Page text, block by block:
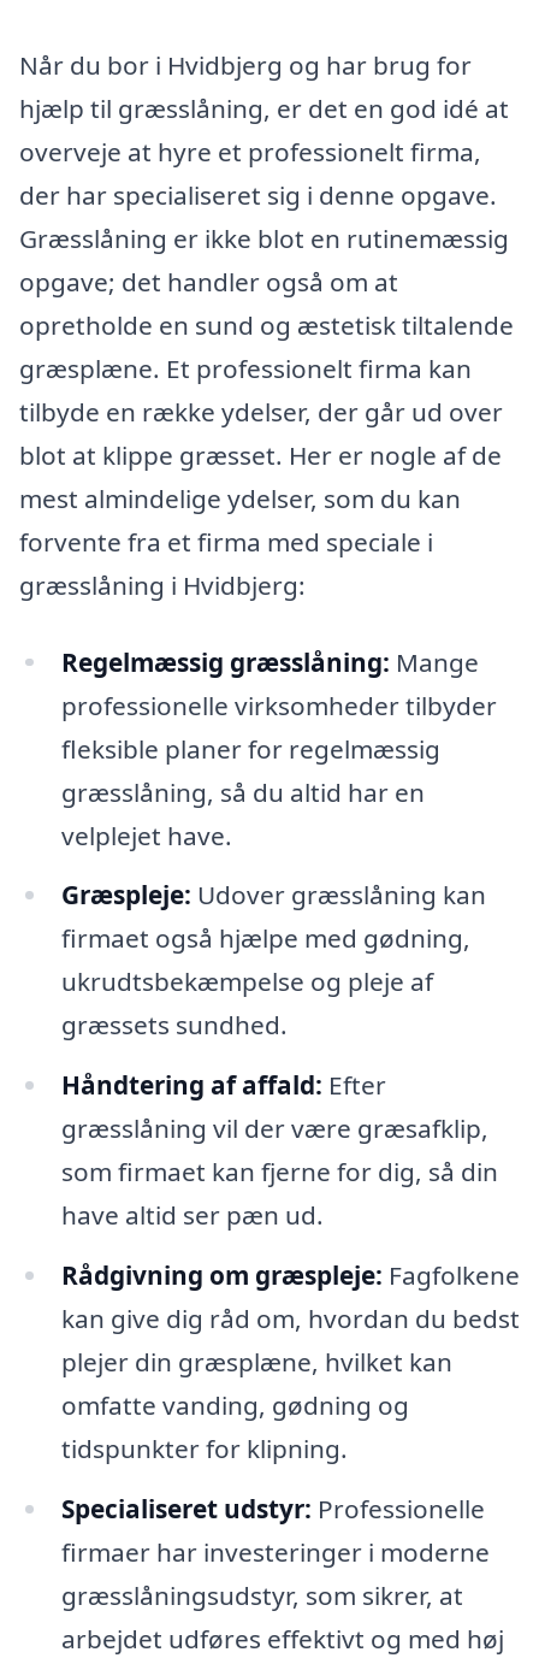
Når du bor i Hvidbjerg og har brug for
hjælp til græsslåning, er det en god idé at
overveje at hyre et professionelt firma,
der har specialiseret sig i denne opgave.
Græsslåning er ikke blot en rutinemæssig
opgave; det handler også om at
opretholde en sund og æstetisk tiltalende
græsplæne. Et professionelt firma kan
tilbyde en række ydelser, der går ud over
blot at klippe græsset. Her er nogle af de
mest almindelige ydelser, som du kan
forvente fra et firma med speciale i
græsslåning i Hvidbjerg:
Regelmæssig græsslåning: Mange
professionelle virksomheder tilbyder
fleksible planer for regelmæssig
græsslåning, så du altid har en
velplejet have.
Græspleje: Udover græsslåning kan
firmaet også hjælpe med gødning,
ukrudtsbekæmpelse og pleje af
græssets sundhed.
Håndtering af affald: Efter
græsslåning vil der være græsafklip,
som firmaet kan fjerne for dig, så din
have altid ser pæn ud.
Rådgivning om græspleje: Fagfolkene
kan give dig råd om, hvordan du bedst
plejer din græsplæne, hvilket kan
omfatte vanding, gødning og
tidspunkter for klipning.
Specialiseret udstyr: Professionelle
firmaer har investeringer i moderne
græsslåningsudstyr, som sikrer, at
arbejdet udføres effektivt og med høj